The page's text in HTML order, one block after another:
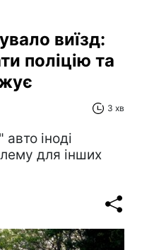
виїзд:
поліцію та
3 хв
іноді
для інших